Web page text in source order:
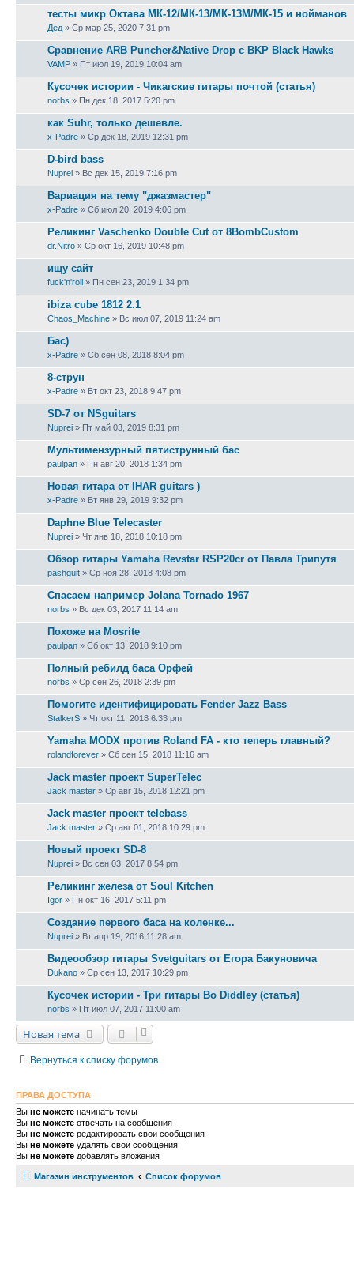
тесты микр Октава МК-12/МК-13/МК-13М/МК-15 и нойманов
Дед » Ср мар 25, 2020 7:31 pm
Сравнение ARB Puncher&Native Drop с BKP Black Hawks
VAMP » Пт июл 19, 2019 10:04 am
Кусочек истории - Чикагские гитары почтой (статья)
norbs » Пн дек 18, 2017 5:20 pm
как Suhr, только дешевле.
x-Padre » Ср дек 18, 2019 12:31 pm
D-bird bass
Nuprei » Вс дек 15, 2019 7:16 pm
Вариация на тему "джазмастер"
x-Padre » Сб июл 20, 2019 4:06 pm
Реликинг Vaschenko Double Cut от 8BombCustom
dr.Nitro » Ср окт 16, 2019 10:48 pm
ищу сайт
fuck'n'roll » Пн сен 23, 2019 1:34 pm
ibiza cube 1812 2.1
Chaos_Machine » Вс июл 07, 2019 11:24 am
Бас)
x-Padre » Сб сен 08, 2018 8:04 pm
8-струн
x-Padre » Вт окт 23, 2018 9:47 pm
SD-7 от NSguitars
Nuprei » Пт май 03, 2019 8:31 pm
Мультимензурный пятиструнный бас
paulpan » Пн авг 20, 2018 1:34 pm
Новая гитара от IHAR guitars )
x-Padre » Вт янв 29, 2019 9:32 pm
Daphne Blue Telecaster
Nuprei » Чт янв 18, 2018 10:18 pm
Обзор гитары Yamaha Revstar RSP20cr от Павла Трипутя
pashguit » Ср ноя 28, 2018 4:08 pm
Спасаем например Jolana Tornado 1967
norbs » Вс дек 03, 2017 11:14 am
Похоже на Mosrite
paulpan » Сб окт 13, 2018 9:10 pm
Полный ребилд баса Орфей
norbs » Ср сен 26, 2018 2:39 pm
Помогите идентифицировать Fender Jazz Bass
StalkerS » Чт окт 11, 2018 6:33 pm
Yamaha MODX против Roland FA - кто теперь главный?
rolandforever » Сб сен 15, 2018 11:16 am
Jack master проект SuperTelec
Jack master » Ср авг 15, 2018 12:21 pm
Jack master проект telebass
Jack master » Ср авг 01, 2018 10:29 pm
Новый проект SD-8
Nuprei » Вс сен 03, 2017 8:54 pm
Реликинг железа от Soul Kitchen
Igor » Пн окт 16, 2017 5:11 pm
Создание первого баса на коленке...
Nuprei » Вт апр 19, 2016 11:28 am
Видеообзор гитары Svetguitars от Егора Бакуновича
Dukano » Ср сен 13, 2017 10:29 pm
Кусочек истории - Три гитары Bo Diddley (статья)
norbs » Пт июл 07, 2017 11:00 am
Новая тема
Вернуться к списку форумов
ПРАВА ДОСТУПА
Вы не можете начинать темы
Вы не можете отвечать на сообщения
Вы не можете редактировать свои сообщения
Вы не можете удалять свои сообщения
Вы не можете добавлять вложения
Магазин инструментов Список форумов